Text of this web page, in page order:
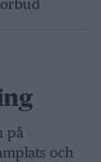
på
och